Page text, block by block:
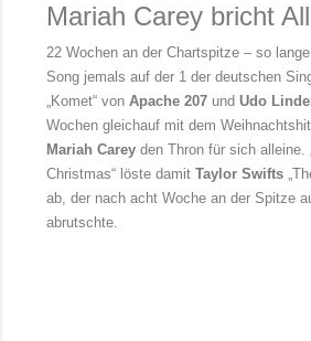
Mariah Carey bricht
22 Wochen an der Chartspitze – so
Song jemals auf der 1 der deutschen
„Komet“ vonApache 207 undUdo
Wochen gleichauf mit dem
Mariah Carey den Thron für sich alleine.
Christmas“ löste damitTaylor Swifts
ab, der nach acht Woche an der Spitze
abrutschte.